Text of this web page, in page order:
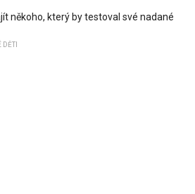
někoho, který by testoval své nadané